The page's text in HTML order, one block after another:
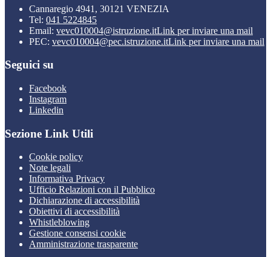
Cannaregio 4941, 30121 VENEZIA
Tel: 041 5224845
Email: vevc010004@istruzione.itLink per inviare una mail
PEC: vevc010004@pec.istruzione.itLink per inviare una mail
Seguici su
Facebook
Instagram
Linkedin
Sezione Link Utili
Cookie policy
Note legali
Informativa Privacy
Ufficio Relazioni con il Pubblico
Dichiarazione di accessibilità
Obiettivi di accessibilità
Whistleblowing
Gestione consensi cookie
Amministrazione trasparente